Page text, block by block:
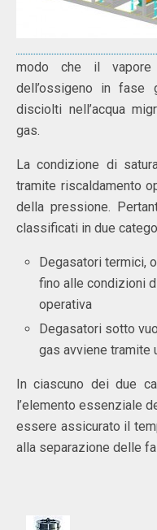
modo che il vapore
dell’ossigeno in
disciolti nell’acqua
gas.
La condizione di
tramite riscaldamento
della pressione.
classificati in due
Degasatori termici,
fino alle condizioni
operativa
Degasatori sotto
gas avviene tramite
In ciascuno dei due
l’elemento essenziale
essere assicurato il
alla separazione delle